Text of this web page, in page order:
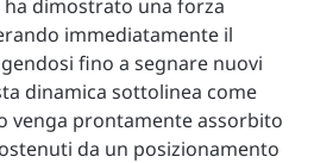
dimostrato una forza
immediatamente il
fino a segnare nuovi
dinamica sottolinea come
venga prontamente assorbito
da un posizionamento